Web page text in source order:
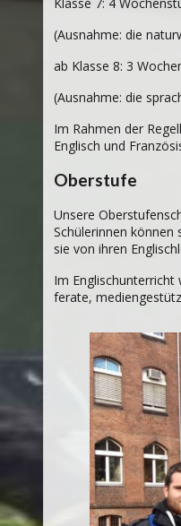
(Ausnahme: die
ab Klasse 8: 3
(Ausnahme: die
Im Rah­men der
Englisch und
Oberstufe
Unsere
Schülerinnen
sie von ihren
Im
fe­rate,